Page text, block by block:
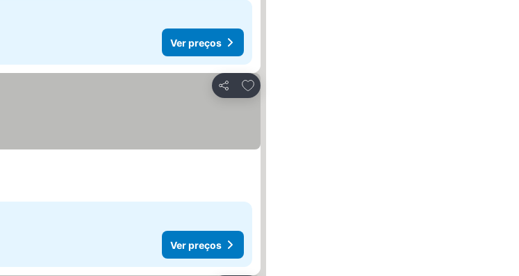
Ver preços
Partilhar
Adicionar aos favoritos
Ver preços